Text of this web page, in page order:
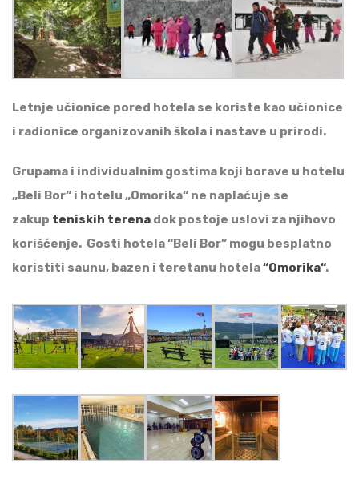
Letnje učionice pored hotela se koriste kao učionice
i radionice organizovanih škola i nastave u prirodi.
Grupama i individualnim gostima koji borave u hotelu
„Beli Bor“ i hotelu „Omorika“ ne naplaćuje se
zakup teniskih terena dok postoje uslovi za njihovo
korišćenje. Gosti hotela “Beli Bor” mogu besplatno
koristiti saunu, bazen i teretanu hotela“Omorika“.